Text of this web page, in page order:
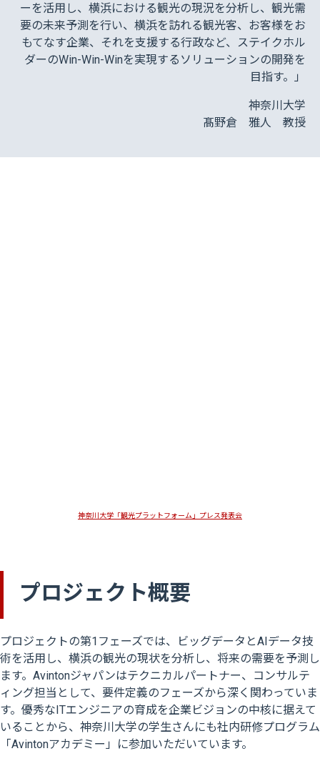
ーを活用し、横浜における観光の現況を分析し、観光需
要の未来予測を行い、横浜を訪れる観光客、お客様をお
もてなす企業、それを支援する行政など、ステイクホル
ダーのWin-Win-Winを実現するソリューションの開発を
目指す。」
神奈川大学
髙野倉 雅人 教授
神奈川大学「観光プラットフォーム」プレス発表会
プロジェクト概要
プロジェクトの第1フェーズでは、ビッグデータとAIデータ技
術を活用し、横浜の観光の現状を分析し、将来の需要を予測し
ます。Avintonジャパンはテクニカルパートナー、コンサルテ
ィング担当として、要件定義のフェーズから深く関わっていま
す。優秀なITエンジニアの育成を企業ビジョンの中核に据えて
いることから、神奈川大学の学生さんにも社内研修プログラム
「Avintonアカデミー」に参加いただいています。